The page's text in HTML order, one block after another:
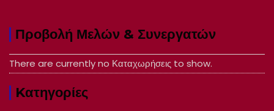
Προβολή Μελών & Συνεργατών
There are currently no Καταχωρήσεις to show.
Kατηγορίες